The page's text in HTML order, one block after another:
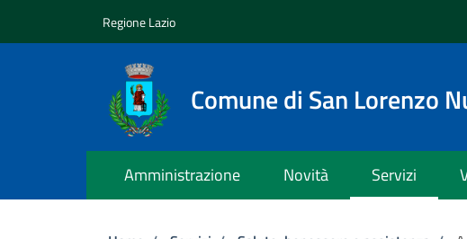
Regione Lazio
Comune di San Lorenzo
Amministrazione Novità Servizi